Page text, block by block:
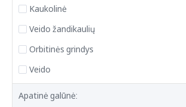
Kaukolinė
Veido žandikaulių
Orbitinės grindys
Veido
Apatinė galūnė: